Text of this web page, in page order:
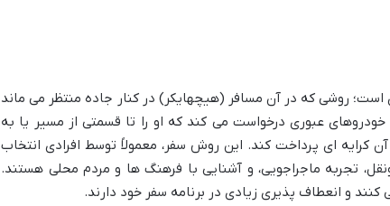
است؛ روشی که در آن مسافر (هیچهایکر) در کنار جاده منتظر می ماند
خودروهای عبوری درخواست می کند که او را تا قسمتی از مسیر یا به
کرایه ای پرداخت کند. این روش سفر، معمولاً توسط افرادی انتخاب
تجربه ماجراجویی، و آشنایی با فرهنگ ها و مردم محلی هستند.
و انعطاف پذیری زیادی در برنامه سفر خود دارند.